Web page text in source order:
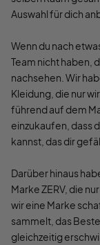
Auswahl für dich
Wenn du nach
Team nicht haben,
nachsehen. Wir
Kleidung, die nur
führend auf dem
einzukaufen, dass
kannst, das dir
Darüber hinaus
Marke ZERV, die
wir eine Marke
sammelt, das
gleichzeitig